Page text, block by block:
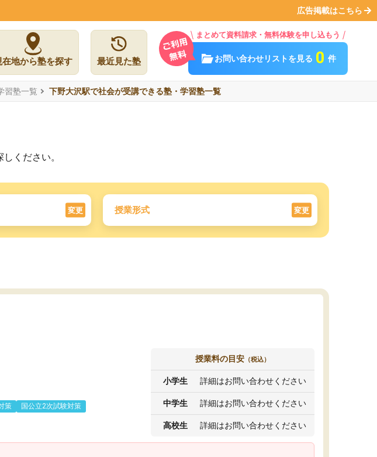
広告掲載はこちら
在地から塾を探す 最近見た塾
まとめて資料請求・無料体験を申し込もう
お問い合わせリストを見る 0 件
習塾一覧 下野大沢駅で社会が受講できる塾・学習塾一覧
ください。
変更 授業形式 変更
策
国公立2次試験対策
授業料の目安 （税込）
小学生 詳細はお問い合わせください
中学生 詳細はお問い合わせください
高校生 詳細はお問い合わせください